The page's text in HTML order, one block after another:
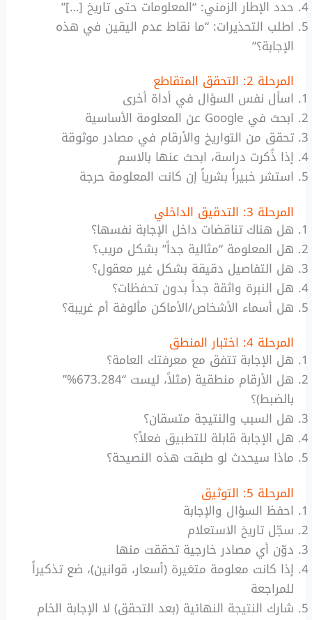
حدد الإطار الزمني: “المعلومات حتى تاريخ […]”
اطلب التحذيرات: “ما نقاط عدم اليقين في هذه
الإجابة؟”
المرحلة 2: التحقق المتقاطع
اسأل نفس السؤال في أداة أخرى
ابحث في Google عن المعلومة الأساسية
تحقق من التواريخ والأرقام في مصادر موثوقة
إذا ذُكرت دراسة، ابحث عنها بالاسم
استشر خبيراً بشرياً إن كانت المعلومة حرجة
المرحلة 3: التدقيق الداخلي
هل هناك تناقضات داخل الإجابة نفسها؟
هل المعلومة “مثالية جداً” بشكل مريب؟
هل التفاصيل دقيقة بشكل غير معقول؟
هل النبرة واثقة جداً بدون تحفظات؟
هل أسماء الأشخاص/الأماكن مألوفة أم غريبة؟
المرحلة 4: اختبار المنطق
هل الإجابة تتفق مع معرفتك العامة؟
هل الأرقام منطقية (مثلاً، ليست “673.284%”
بالضبط)؟
هل السبب والنتيجة متسقان؟
هل الإجابة قابلة للتطبيق فعلاً؟
ماذا سيحدث لو طبقت هذه النصيحة؟
المرحلة 5: التوثيق
احفظ السؤال والإجابة
سجّل تاريخ الاستعلام
دوّن أي مصادر خارجية تحققت منها
إذا كانت معلومة متغيرة (أسعار، قوانين)، ضع تذكيراً
للمراجعة
شارك النتيجة النهائية (بعد التحقق) لا الإجابة الخام